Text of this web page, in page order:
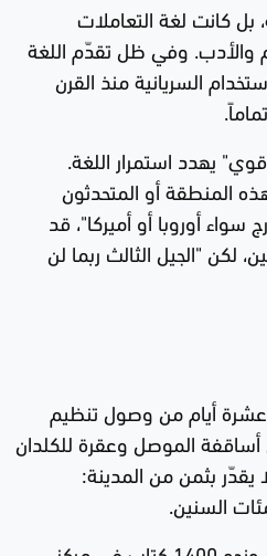
بل كانت لغة التعاملات
والأدب. وفي ظل تقدّم اللغة
السريانية منذ القرن
يهدد استمرار اللغة.
المنطقة أو المتحدثون
سواء أوروبا أو أميركا"، قد
لكن "الجيل الثالث ربما لن
2014، قبل عشرة أيام من وصول تنظيم
أساقفة الموصل وعقرة للكلدان
يقدّر بثمن من المدينة:
السنين.